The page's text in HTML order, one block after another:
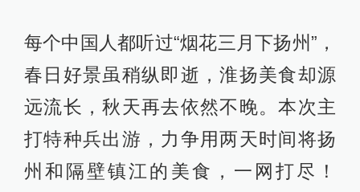
每个中国人都听过“烟花三月下扬州”，
春日好景虽稍纵即逝，淮扬美食却源
远流长，秋天再去依然不晚。本次主
打特种兵出游，力争用两天时间将扬
州和隔壁镇江的美食，一网打尽！